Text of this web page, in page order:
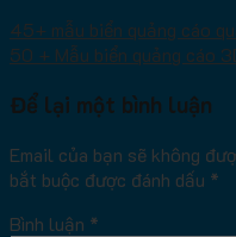
45+ mẫu biển quảng cáo
50 + Mẫu biển quảng cáo
Để lại một bình luận
Email của bạn sẽ không
bắt buộc được đánh dấu *
Bình luận *